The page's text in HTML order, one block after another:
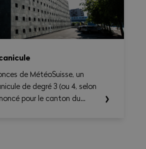
de MétéoSuisse, un
de degré 3 (ou 4, selon
pour le canton du